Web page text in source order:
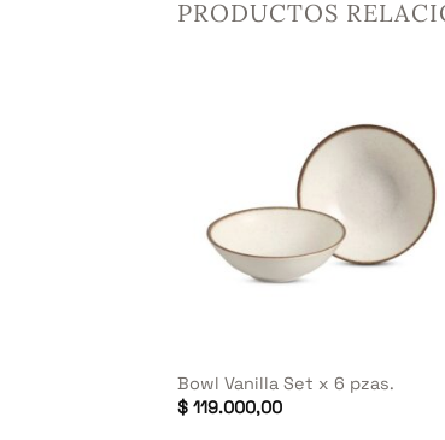
PRODUCTOS
Bowl Vanilla Set x 6 pzas.
$119.000,00